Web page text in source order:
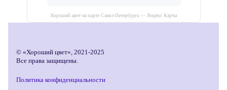
Хороший цвет на карте Санкт‑Петербурга — Яндекс Карты
© «Хороший цвет», 2021-2025
Все права защищены.
Политика конфиденциальности